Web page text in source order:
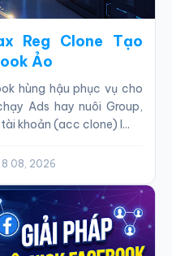
Reg Clone Tạo
Ảo
hùng hậu phục vụ cho
Ads hay nuôi Group,
khoản (acc clone) l...
08, 2026